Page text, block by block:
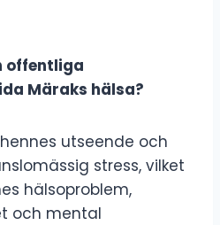
offentliga
Märaks hälsa?
utseende och
stress, vilket
hälsoproblem,
och mental